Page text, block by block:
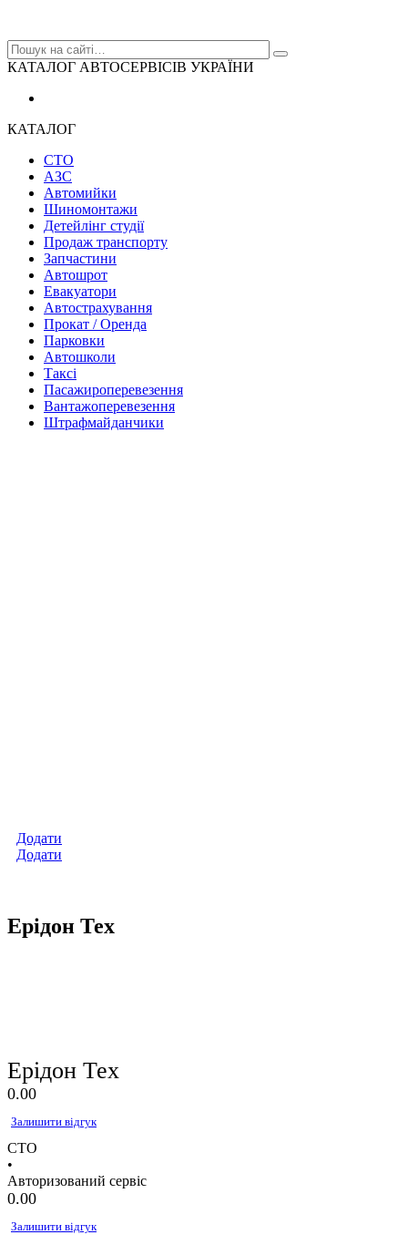
КАТАЛОГ АВТОСЕРВІСІВ УКРАЇНИ
КАТАЛОГ
СТО
АЗС
Автомийки
Шиномонтажи
Детейлінг студії
Продаж транспорту
Запчастини
Автошрот
Евакуатори
Автострахування
Прокат / Оренда
Парковки
Автошколи
Таксі
Пасажироперевезення
Вантажоперевезення
Штрафмайданчики
Додати
Додати
Ерідон Тех
Ерідон Тех
0.00
Залишити відгук
СТО
•
Авторизований сервіс
0.00
Залишити відгук